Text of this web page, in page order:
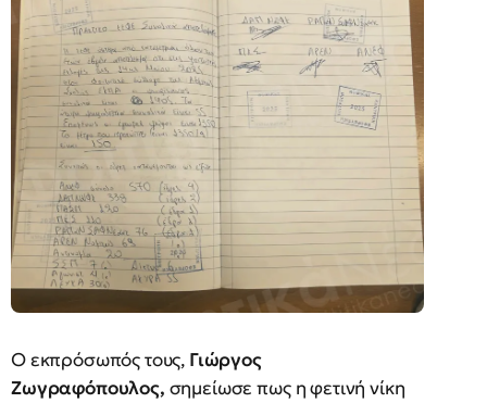
Ο εκπρόσωπός τους, Γιώργος
Ζωγραφόπουλος, σημείωσε πως η φετινή νίκη